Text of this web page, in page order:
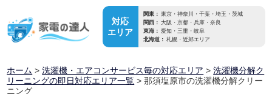
対応
エリア
関東： 東京・神奈川・千葉・埼玉・茨城
関西： 大阪・京都・兵庫・奈良
東海： 愛知・三重・岐阜
北海道： 札幌・近郊エリア
ホーム >洗濯機・エアコンサービス毎の対応エリア >洗濯機分解ク
リーニングの即日対応エリア一覧 > 那須塩原市の洗濯機分解クリー
ニング